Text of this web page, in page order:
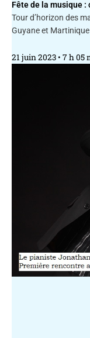
Fête de la musique :
Tour d’horizon des
Guyane et
21 juin 2023 7 h 05